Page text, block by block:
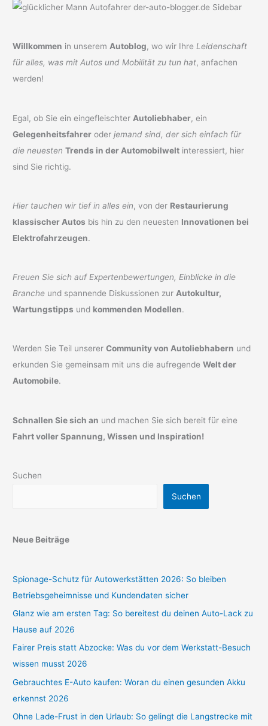
Willkommen in unseremAutoblog, wo wir IhreLeidenschaft
für alles, was mit Autos und Mobilität zu tun hat, anfachen
werden!
Egal, ob Sie ein eingefleischter Autoliebhaber, ein
Gelegenheitsfahrer oderjemand sind, der sich einfach für
die neuesten Trends in der Automobilwelt interessiert, hier
sind Sie richtig.
Hier tauchen wir tief in alles ein, von der Restaurierung
klassischer Autos bis hin zu den neuesten Innovationen bei
Elektrofahrzeugen.
Freuen Sie sich auf Expertenbewertungen, Einblicke in die
Branche und spannende Diskussionen zur Autokultur,
Wartungstipps und kommenden Modellen.
Werden Sie Teil unsererCommunity von Autoliebhabern und
erkunden Sie gemeinsam mit uns die aufregendeWelt der
Automobile.
Schnallen Sie sich an und machen Sie sich bereit für eine
Fahrt voller Spannung, Wissen und Inspiration!
Suchen
Suchen
Neue Beiträge
Spionage-Schutz für Autowerkstätten 2026: So bleiben
Betriebsgeheimnisse und Kundendaten sicher
Glanz wie am ersten Tag: So bereitest du deinen Auto-Lack zu
Hause auf 2026
Fairer Preis statt Abzocke: Was du vor dem Werkstatt-Besuch
wissen musst 2026
Gebrauchtes E-Auto kaufen: Woran du einen gesunden Akku
erkennst 2026
Ohne Lade-Frust in den Urlaub: So gelingt die Langstrecke mit